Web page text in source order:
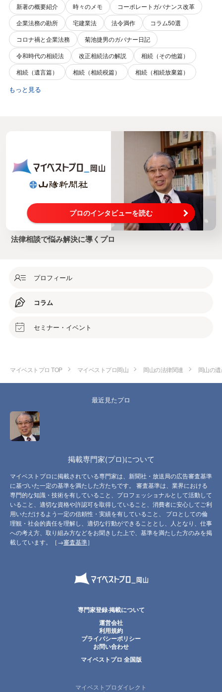
新著の概要紹介 時々のメモ
コーポレートガバナンス改革
企業法務の勘所
宅建業法 法令満作
コラム50選
コロナ禍と企業法務
菊池捷男のガバナー日記
令和時代の相続法
改正相続法の解説
相続（その他篇）
相続（遺言篇）
相続（相続税篇） 相続（相続放棄篇）
もっと見る
プロのインタビューを読む
法律相談で悩み解決に導くプロ
プロフィール
コラム
セミナー・イベント
マイベストプロ TOP マイベストプロ岡山 岡山の法律関連 岡山の
最近見たプロ
掲載専門家(プロ)について
マイベストプロに掲載されている専門家は、新聞社・放送局の広告審査基準
に基づいた一定の基準を満たした方たちです。 審査基準は、業界における
専門的な知識・技術を有していること、プロフェッショナルとして活動して
いること、適切な資格や許認可を取得していること、消費者に安心してご利
用いただけるよう一定の信頼性・実績を有していること、 プロとしての倫
理観・社会的責任を理解し、適切な行動ができることとし、人となり、仕事
への考え方、取り組み方などをお聞きした上で、基準を満たした方のみを掲
載しています。［→審査基準］
専門家登録·掲載について
運営会社
利用規約
プライバシーポリシー
お問い合わせ
マイベストプロ 全国版
マイベストプロダイレクト